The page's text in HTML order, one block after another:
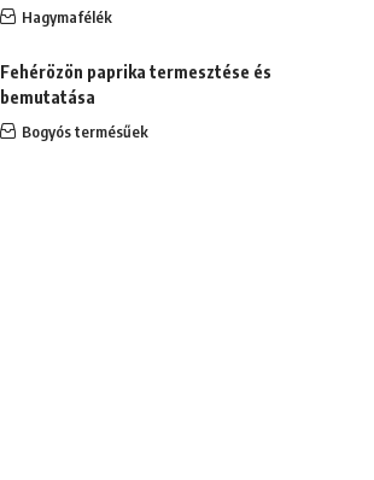
Hagymafélék
Fehérözön paprika termesztése és
bemutatása
Bogyós termésűek